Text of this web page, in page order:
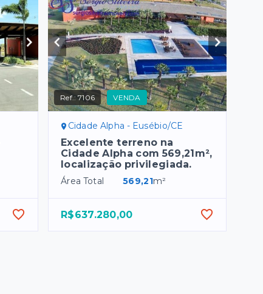
Ref.:7106 VENDA
Cidade Alpha - Eusébio/CE
Excelente terreno na
Cidade Alpha com 569,21m²,
localização privilegiada.
Área Total 569,21m²
R$637.280,00